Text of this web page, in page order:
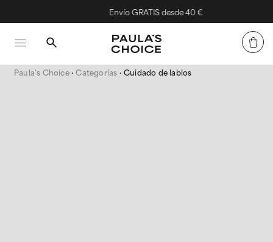
Envío GRATIS desde 40 €
Paula's Choice Categorías Cuidado de labios